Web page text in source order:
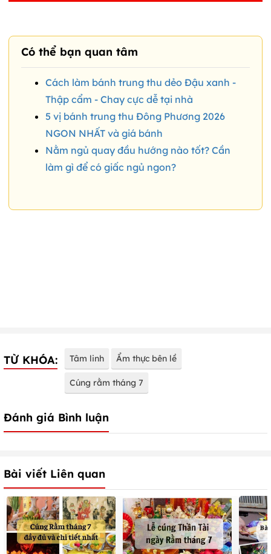
Có thể bạn quan tâm
Cách làm bánh trung thu dẻo Đậu xanh -
Thập cẩm - Chay cực dễ tại nhà
5 vị bánh trung thu Đông Phương 2026
NGON NHẤT và giá bánh
Nằm ngủ quay đầu hướng nào tốt? Cần
làm gì để có giấc ngủ ngon?
TỪ KHÓA: Tâm linh Ẩm thực bên lề
Cúng rằm tháng 7
Đánh giá Bình luận
Bài viết Liên quan